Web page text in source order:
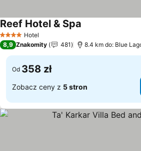
4 KategoriaHotel
Reef Hotel & Spa
8,9 Znakomity 481 8.4 km do: Blue
Od 358 zł
Zobacz ceny z 5 stron